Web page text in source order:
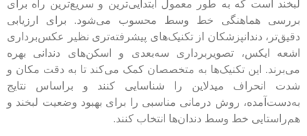
لبخند است که به طور معمول ابتدایی‌ترین و سریع‌ترین راه برای
بررسی هماهنگی خط وسط محسوب می‌شود. برای ارزیابی
دقیق‌تر، دندانپزشکان از تکنیک‌های پیشرفته‌تری نظیر عکس‌برداری
اشعه ایکس، تصویربرداری سه‌بعدی و اسکن‌های دندانی بهره
می‌برند. این تکنیک‌ها به متخصصان کمک می‌کند تا به دقت مکان و
شدت انحراف میدلاین را شناسایی کنند و براساس نتایج
به‌دست‌آمده، روش درمانی مناسبی را برای بهبود وضعیت لبخند و
هم‌راستایی خط وسط دندان‌ها انتخاب کنند.